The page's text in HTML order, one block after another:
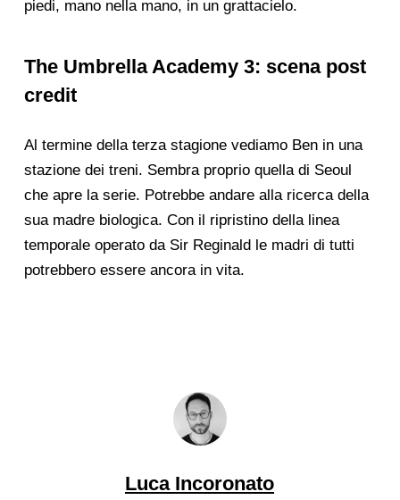
piedi, mano nella mano, in un grattacielo.
The Umbrella Academy 3: scena post
credit
Al termine della terza stagione vediamo Ben in una
stazione dei treni. Sembra proprio quella di Seoul
che apre la serie. Potrebbe andare alla ricerca della
sua madre biologica. Con il ripristino della linea
temporale operato da Sir Reginald le madri di tutti
potrebbero essere ancora in vita.
Luca Incoronato